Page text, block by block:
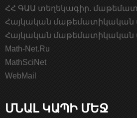
ՀՀ ԳԱԱ տեղեկագիր.
Հայկական մաթեմատիկական
Հայկական մաթեմատիկական
Math-Net.Ru
MathSciNet
WebMail
ՄՆԱԼ ԿԱՊԻ ՄԵՋ